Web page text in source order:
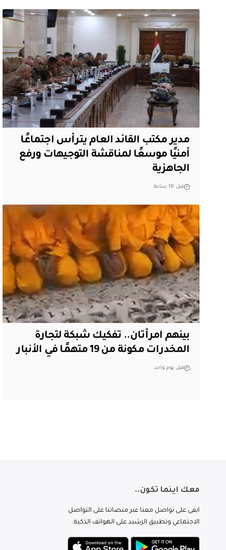
مدير مكتب القائد العام يترأس اجتماعًا
أمنيًا موسعًا لمناقشة التوجيهات ورفع
الجاهزية
قبل 18 ساعة
بينهم امرأتان.. تفكيك شبكة لتجارة
المخدرات مكونة من 19 متهمًا في الأنبار
قبل يوم واحد
معك اينما تكون..
ابقى على تواصل معنا عبر منصاتنا على التواصل
الاجتماعي وتطبيق الرشيد على الهواتف الذكية.